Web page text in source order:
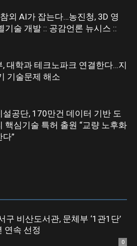
참외 AI가 잡는다…농진청, 3D 영
기술 개발 :: 공감언론 뉴시스 ::
, 대학과 테크노파크 연결한다…지
기술문제 해소
설공단, 170만건 데이터 기반 도
핵심기술 특허 출원 “교량 노후화
”
구 비산도서관, 문체부 ‘1관1단’
연속 선정
0